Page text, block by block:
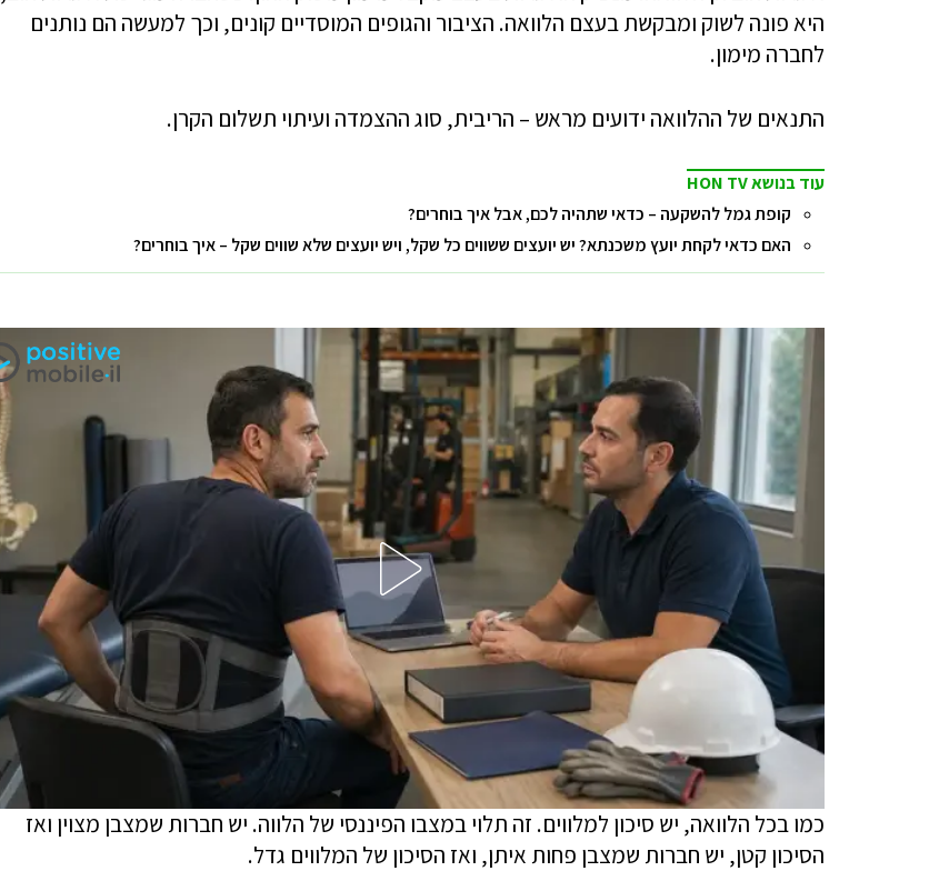
היא פונה לשוק ומבקשת בעצם הלוואה. הציבור והגופים המוסדיים קונים, וכך למעשה הם נותנים
לחברה מימון.
התנאים של ההלוואה ידועים מראש – הריבית, סוג ההצמדה ועיתוי תשלום הקרן.
עוד בנושא HON TV
קופת גמל להשקעה – כדאי שתהיה לכם, אבל איך בוחרים?
האם כדאי לקחת יועץ משכנתא? יש יועצים ששווים כל שקל, ויש יועצים שלא שווים שקל – איך בוחרים?
כמו בכל הלוואה, יש סיכון למלווים. זה תלוי במצבו הפיננסי של הלווה. יש חברות שמצבן מצוין ואז
הסיכון קטן, יש חברות שמצבן פחות איתן, ואז הסיכון של המלווים גדל.